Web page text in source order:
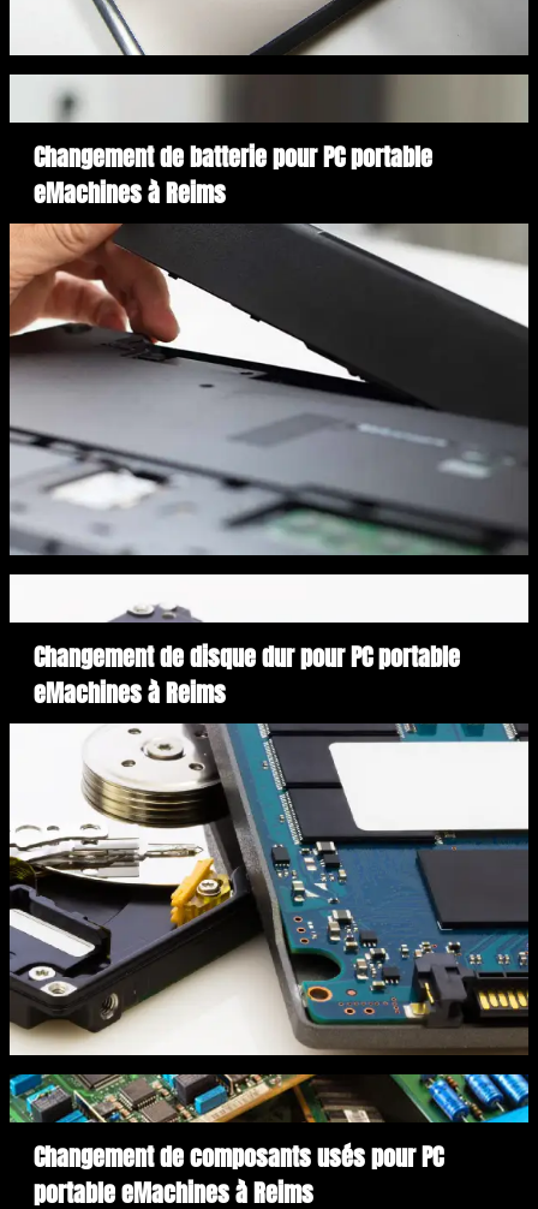
Changement de batterie pour PC portable
eMachines à Reims
Changement de disque dur pour PC portable
eMachines à Reims
Changement de composants usés pour PC
portable eMachines à Reims